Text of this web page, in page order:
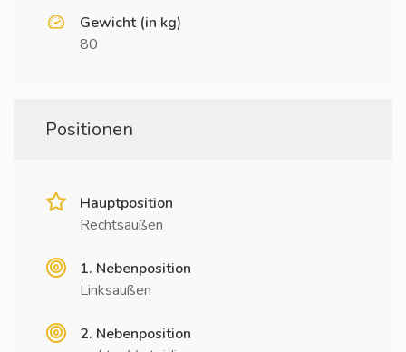
Gewicht (in kg)
80
Positionen
Hauptposition
Rechtsaußen
1. Nebenposition
Linksaußen
2. Nebenposition